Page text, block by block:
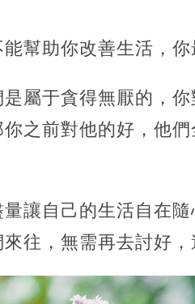
幫助你改善生活，你
屬于貪得無厭的，
之前對他的好，他
讓自己的生活自在
往，無需再去討好，